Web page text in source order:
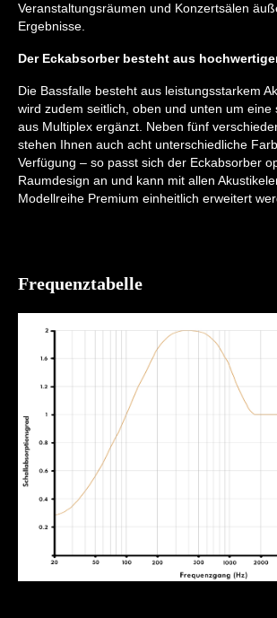
Veranstaltungsräumen und Konzertsälen
Ergebnisse.
Der Eckabsorber besteht aus
Die Bassfalle besteht aus leistungsstarkem
wird zudem seitlich, oben und unten um eine
aus Multiplex ergänzt. Neben fünf
stehen Ihnen auch acht unterschiedliche
Verfügung – so passt sich der Eckabsorber
Raumdesign an und kann mit allen
Modellreihe Premium einheitlich
Frequenztabelle